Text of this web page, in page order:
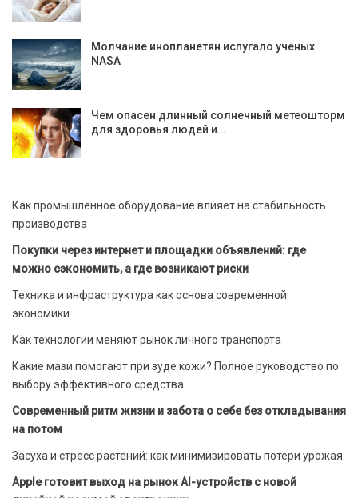
Молчание инопланетян испугало ученых
NASA
Чем опасен длинный солнечный метеошторм
для здоровья людей и…
Как промышленное оборудование влияет на стабильность
производства
Покупки через интернет и площадки объявлений: где
можно сэкономить, а где возникают риски
Техника и инфраструктура как основа современной
экономики
Как технологии меняют рынок личного транспорта
Какие мази помогают при зуде кожи? Полное руководство по
выбору эффективного средства
Современный ритм жизни и забота о себе без откладывания
на потом
Засуха и стресс растений: как минимизировать потери урожая
Apple готовит выход на рынок AI-устройств с новой